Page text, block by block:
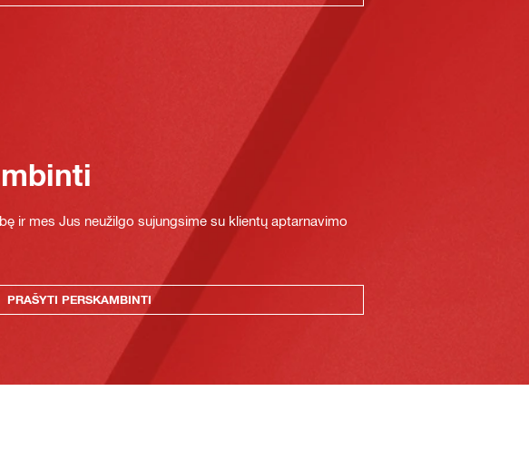
ir mes Jus neužilgo sujungsime su klientų aptarnavimo
PRAŠYTI PERSKAMBINTI